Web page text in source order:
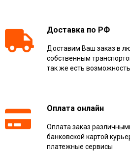
Доставка по РФ
Доставим Ваш заказ в
собственным
так же есть
Оплата онлайн
Оплата заказ
банковской картой
платежные сервисы